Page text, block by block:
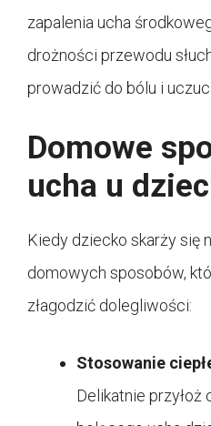
zapalenia ucha
drożności przewodu
prowadzić do bólu i
Domowe
ucha u
Kiedy dziecko skarży się
domowych sposobów,
złagodzić dolegliwości:
Stosowanie
Delikatnie przyłoż